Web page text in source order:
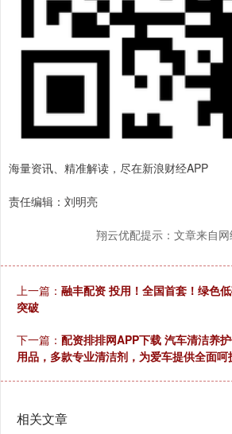
海量资讯、精准解读，尽在新浪财经APP
责任编辑：刘明亮
翔云优配提示：文章来自网
上一篇： 融丰配资 投用！全国首套！绿色
突破
下一篇： 配资排排网APP下载 汽车清洁养
用品，多款专业清洁剂，为爱车提供全面呵
相关文章